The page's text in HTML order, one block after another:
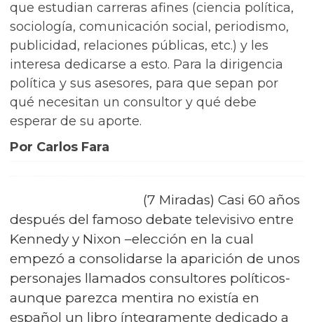
que estudian carreras afines (ciencia política,
sociología, comunicación social, periodismo,
publicidad, relaciones públicas, etc.) y les
interesa dedicarse a esto. Para la dirigencia
política y sus asesores, para que sepan por
qué necesitan un consultor y qué debe
esperar de su aporte.
Por Carlos Fara
(7 Miradas) Casi 60 años
después del famoso debate televisivo entre
Kennedy y Nixon –elección en la cual
empezó a consolidarse la aparición de unos
personajes llamados consultores políticos-
aunque parezca mentira no existía en
español un libro íntegramente dedicado a